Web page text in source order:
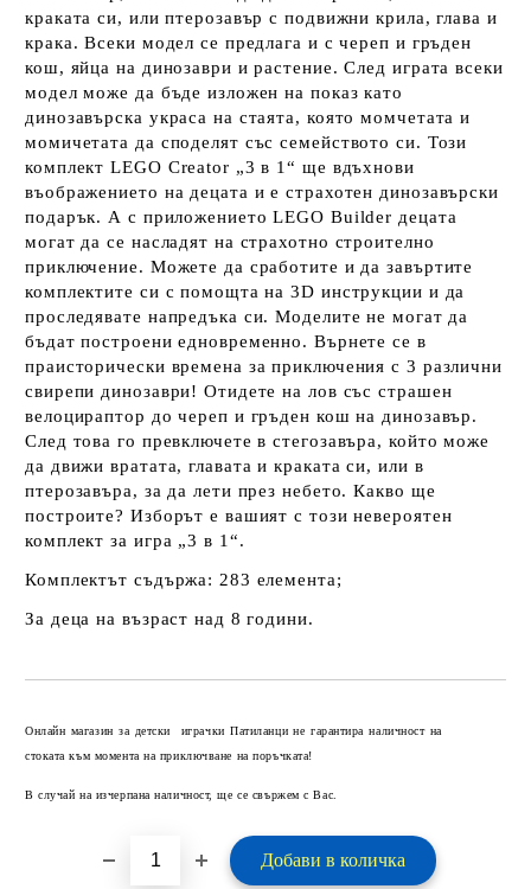
краката си, или птерозавър с подвижни крила, глава и
крака. Всеки модел се предлага и с череп и гръден
кош, яйца на динозаври и растение. След играта всеки
модел може да бъде изложен на показ като
динозавърска украса на стаята, която момчетата и
момичетата да споделят със семейството си. Този
комплект LEGO Creator „3 в 1“ ще вдъхнови
въображението на децата и е страхотен динозавърски
подарък. А с приложението LEGO Builder децата
могат да се насладят на страхотно строително
приключение. Можете да сработите и да завъртите
комплектите си с помощта на 3D инструкции и да
проследявате напредъка си. Моделите не могат да
бъдат построени едновременно. Върнете се в
праисторически времена за приключения с 3 различни
свирепи динозаври! Отидете на лов със страшен
велоцираптор до череп и гръден кош на динозавър.
След това го превключете в стегозавъра, който може
да движи вратата, главата и краката си, или в
птерозавъра, за да лети през небето. Какво ще
построите? Изборът е вашият с този невероятен
комплект за игра „3 в 1“.
Комплектът съдържа: 283 елемента;
За деца на възраст над 8 години.
Онлайн магазин за детски играчки Патиланци не гарантира наличност на
стоката към момента на приключване на поръчката!
В случай на изчерпана наличност, ще се свържем с Вас.